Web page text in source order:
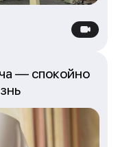
— спокойно